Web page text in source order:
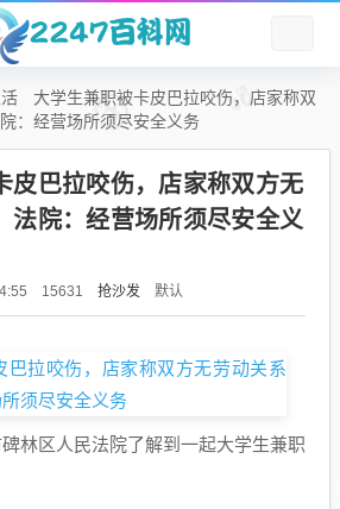
大学生兼职被卡皮巴拉咬伤，店家称双
：经营场所须尽安全义务
皮巴拉咬伤，店家称双方无
法院：经营场所须尽安全义
15631 抢沙发 默认
林区人民法院了解到一起大学生兼职